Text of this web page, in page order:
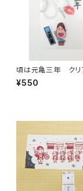
頃は元亀三年 クリ
¥550